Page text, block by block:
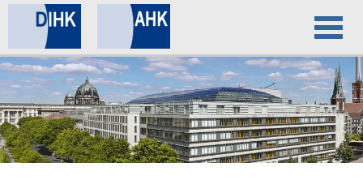
Home
Datenschutz
Impressum